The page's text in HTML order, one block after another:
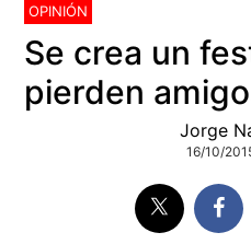
OPINIÓN
Se crea un
pierden
Jorge
16/10/